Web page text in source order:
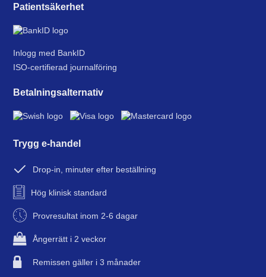
Patientsäkerhet
Inlogg med BankID
ISO-certifierad journalföring
Betalningsalternativ
Trygg e-handel
Drop-in, minuter efter beställning
Hög klinisk standard
Provresultat inom 2-6 dagar
Ångerrätt i 2 veckor
Remissen gäller i 3 månader